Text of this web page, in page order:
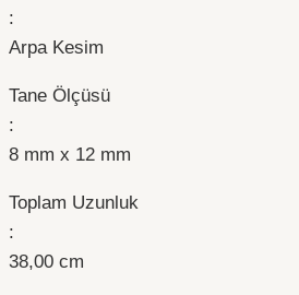
:
Arpa Kesim
Tane Ölçüsü
:
8 mm x 12 mm
Toplam Uzunluk
:
38,00 cm